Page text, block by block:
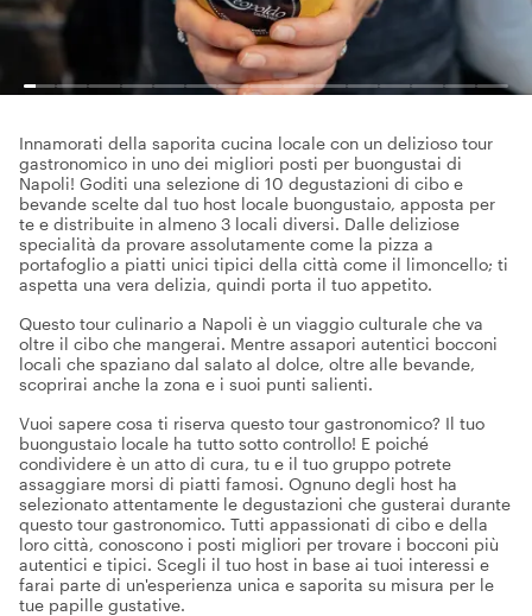
Innamorati della saporita cucina locale con un delizioso tour
gastronomico in uno dei migliori posti per buongustai di
Napoli! Goditi una selezione di 10 degustazioni di cibo e
bevande scelte dal tuo host locale buongustaio, apposta per
te e distribuite in almeno 3 locali diversi. Dalle deliziose
specialità da provare assolutamente come la pizza a
portafoglio a piatti unici tipici della città come il limoncello; ti
aspetta una vera delizia, quindi porta il tuo appetito.
Questo tour culinario a Napoli è un viaggio culturale che va
oltre il cibo che mangerai. Mentre assapori autentici bocconi
locali che spaziano dal salato al dolce, oltre alle bevande,
scoprirai anche la zona e i suoi punti salienti.
Vuoi sapere cosa ti riserva questo tour gastronomico? Il tuo
buongustaio locale ha tutto sotto controllo! E poiché
condividere è un atto di cura, tu e il tuo gruppo potrete
assaggiare morsi di piatti famosi. Ognuno degli host ha
selezionato attentamente le degustazioni che gusterai durante
questo tour gastronomico. Tutti appassionati di cibo e della
loro città, conoscono i posti migliori per trovare i bocconi più
autentici e tipici. Scegli il tuo host in base ai tuoi interessi e
farai parte di un'esperienza unica e saporita su misura per le
tue papille gustative.